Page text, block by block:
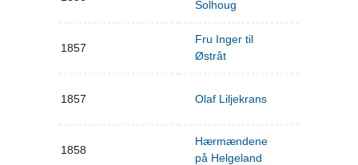
Solhoug
1857
Fru Inger til
Østråt
1857 Olaf Liljekrans
1858
Hærmændene
på Helgeland